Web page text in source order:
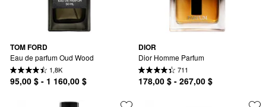
TOM FORD
Eau de parfum Oud Wood
1,8K
95,00 $ - 1 160,00 $
DIOR
Dior Homme Parfum
711
178,00 $ - 267,00 $